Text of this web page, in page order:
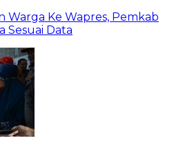
Warga Ke Wapres, Pemkab
Sesuai Data